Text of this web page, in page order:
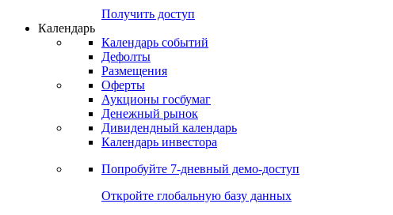
Получить доступ
Календарь
Календарь событий
Дефолты
Размещения
Оферты
Аукционы госбумаг
Денежный рынок
Дивидендный календарь
Календарь инвестора
Попробуйте 7-дневный демо-доступ
Откройте глобальную базу данных